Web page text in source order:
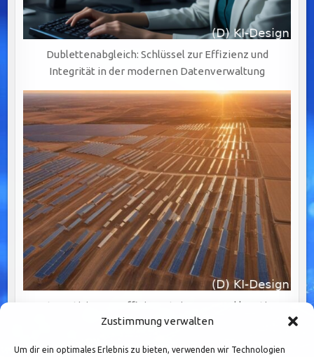
Zustimmung verwalten
Um dir ein optimales Erlebnis zu bieten, verwenden wir Technologien
Dublettenabgleich: Schlüssel zur Effizienz und
Integrität in der modernen Datenverwaltung
Automatisierung: Effizienzsteigerung und kreative
Freiheit für zukunftsorientierte Unternehmen